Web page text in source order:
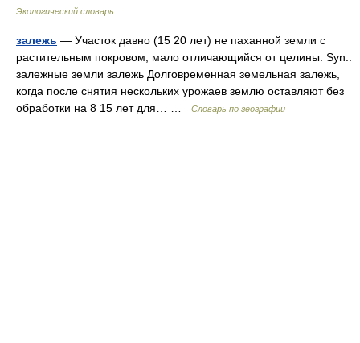
Экологический словарь
залежь — Участок давно (15 20 лет) не паханной земли с
растительным покровом, мало отличающийся от целины. Syn.:
залежные земли залежь Долговременная земельная залежь,
когда после снятия нескольких урожаев землю оставляют без
обработки на 8 15 лет для… …
Словарь по географии